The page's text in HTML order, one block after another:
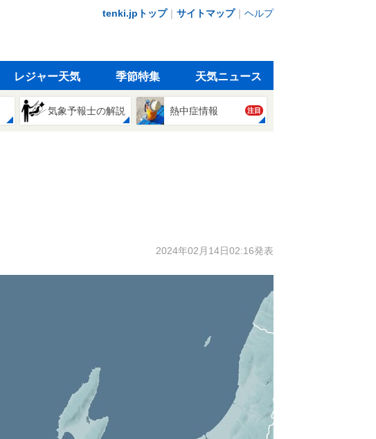
tenki.jpトップ｜ サイトマップ｜ ヘルプ
レジャー天気 季節特集 天気ニュース
気象予報士の解説 熱中症情報 注目
2024年02月14日02:16発表